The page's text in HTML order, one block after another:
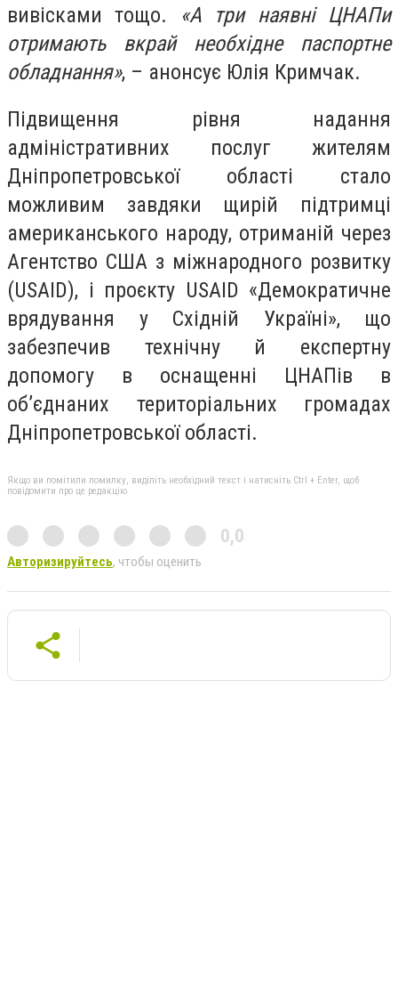
вивісками тощо. «А три наявні ЦНАПи
отримають вкрай необхідне паспортне
обладнання», – анонсує Юлія Кримчак.
Підвищення рівня надання
адміністративних послуг жителям
Дніпропетровської області стало
можливим завдяки щирій підтримці
американського народу, отриманій через
Агентство США з міжнародного розвитку
(USAID), і проєкту USAID «Демократичне
врядування у Східній Україні», що
забезпечив технічну й експертну
допомогу в оснащенні ЦНАПів в
обʼєднаних територіальних громадах
Дніпропетровської області.
Якщо ви помітили помилку, виділіть необхідний текст і натисніть Ctrl + Enter, щоб
повідомити про це редакцію
0,0
Авторизируйтесь, чтобы оценить